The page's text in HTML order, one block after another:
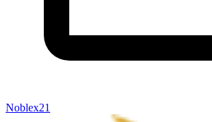
Noblex21